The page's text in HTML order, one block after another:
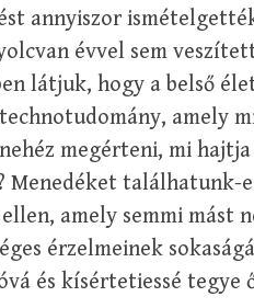
annyiszor
évvel sem
látjuk, hogy a belső
amely
megérteni, mi
Menedéket találhatunk-
amely semmi mást
érzelmeinek
és kísértetiessé tegye